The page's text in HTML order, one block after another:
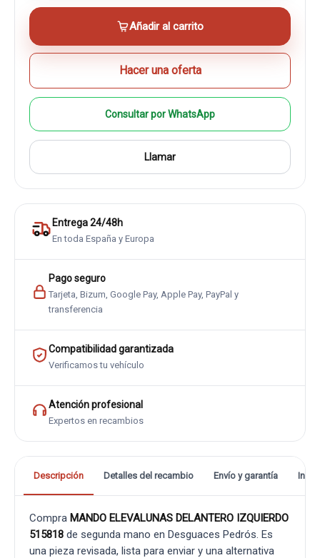
Añadir al carrito
Hacer una oferta
Consultar por WhatsApp
Llamar
Entrega 24/48h
En toda España y Europa
Pago seguro
Tarjeta, Bizum, Google Pay, Apple Pay, PayPal y
transferencia
Compatibilidad garantizada
Verificamos tu vehículo
Atención profesional
Expertos en recambios
Descripción Detalles del recambio Envío y garantía
Compra MANDO ELEVALUNAS DELANTERO IZQUIERDO
515818 de segunda mano en Desguaces Pedrós. Es
una pieza revisada, lista para enviar y una alternativa